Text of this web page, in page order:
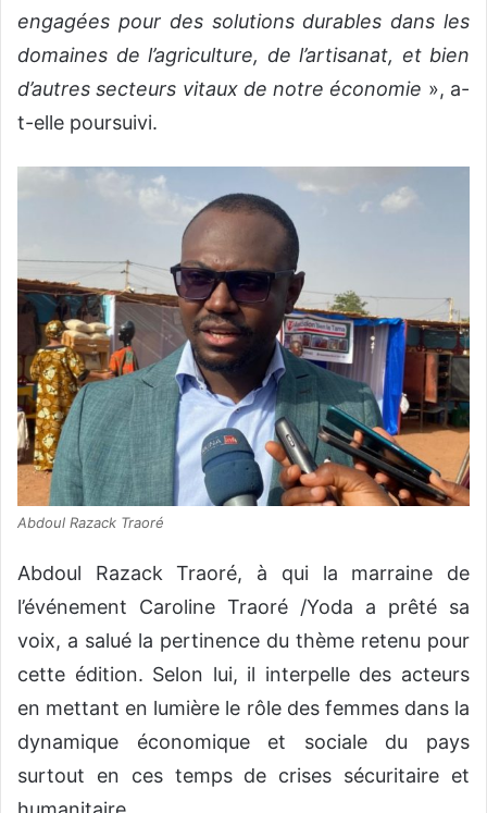
engagées pour des solutions durables dans les
domaines de l’agriculture, de l’artisanat, et bien
d’autres secteurs vitaux de notre économie », a-
t-elle poursuivi.
Abdoul Razack Traoré
Abdoul Razack Traoré, à qui la marraine de
l’événement Caroline Traoré /Yoda a prêté sa
voix, a salué la pertinence du thème retenu pour
cette édition. Selon lui, il interpelle des acteurs
en mettant en lumière le rôle des femmes dans la
dynamique économique et sociale du pays
surtout en ces temps de crises sécuritaire et